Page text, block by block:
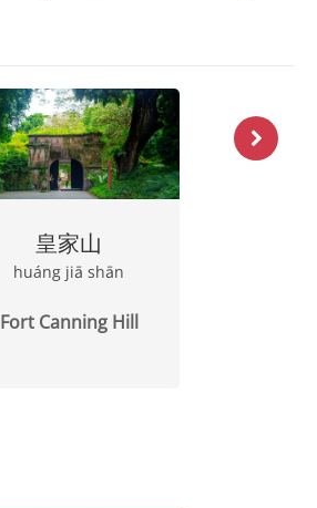
皇家山
huáng jiā shān
Fort Canning Hill